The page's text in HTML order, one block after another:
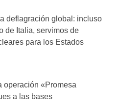
deflagración global: incluso
de Italia, servimos de
para los Estados
operación «Promesa
a las bases